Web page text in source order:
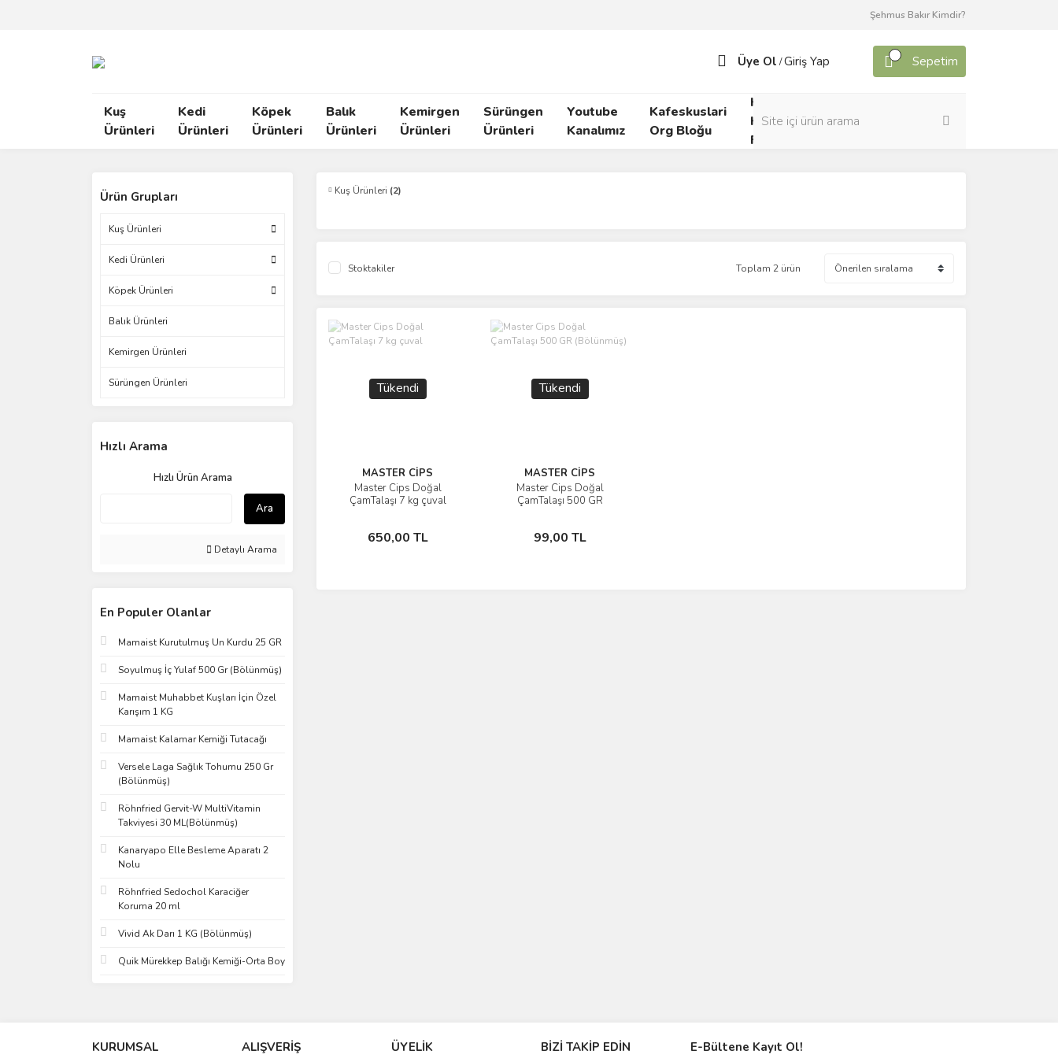
Şehmus Bakır Kimdir?
Üye Ol /Giriş Yap Sepetim
Kuş
Ürünleri
Kedi
Ürünleri
Köpek
Ürünleri
Balık
Ürünleri
Kemirgen
Ürünleri
Sürüngen
Ürünleri
Youtube
Kanalımız
Kafeskuslari
Org Bloğu
Kafes
Kuşları
Forumu
Yem
Ürün Grupları
Kuş Ürünleri
Kedi Ürünleri
Köpek Ürünleri
Balık Ürünleri
Kemirgen Ürünleri
Sürüngen Ürünleri
Hızlı Arama
Hızlı Ürün Arama
Ara
Detaylı Arama
En Populer Olanlar
Mamaist Kurutulmuş Un Kurdu 25 GR
Soyulmuş İç Yulaf 500 Gr (Bölünmüş)
Mamaist Muhabbet Kuşları İçin Özel
Karışım 1 KG
Mamaist Kalamar Kemiği Tutacağı
Versele Laga Sağlık Tohumu 250 Gr
(Bölünmüş)
Röhnfried Gervit-W MultiVitamin
Takviyesi 30 ML(Bölünmüş)
Kanaryapo Elle Besleme Aparatı 2
Nolu
Röhnfried Sedochol Karaciğer
Koruma 20 ml
Vivid Ak Darı 1 KG (Bölünmüş)
Quik Mürekkep Balığı Kemiği-Orta Boy
Kuş Ürünleri (2)
Stoktakiler Toplam 2 ürün
Tükendi
MASTER CİPS
Master Cips Doğal
ÇamTalaşı 7 kg çuval
650,00 TL
İncele
Stokta Yok
Tükendi
MASTER CİPS
Master Cips Doğal
ÇamTalaşı 500 GR
99,00 TL
İncele
Stokta Yok
KURUMSAL ALIŞVERİŞ ÜYELİK BİZİ TAKİP EDİN E-Bültene Kayıt Ol!